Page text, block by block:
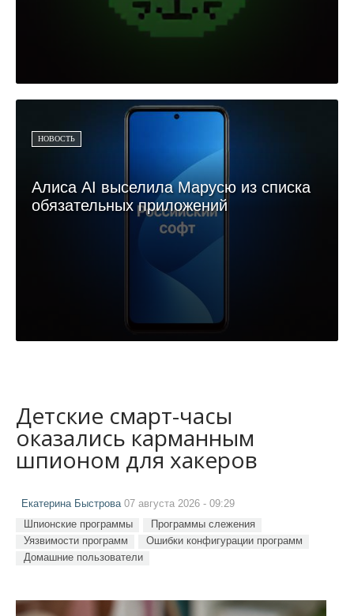
НОВОСТЬ
Алиса AI выселила Марусю из списка
обязательных приложений
Детские смарт-часы
оказались карманным
шпионом для хакеров
Екатерина Быстрова 07 августа 2026 - 09:29
Шпионские программы
Программы слежения
Уязвимости программ
Ошибки конфигурации программ
Домашние пользователи